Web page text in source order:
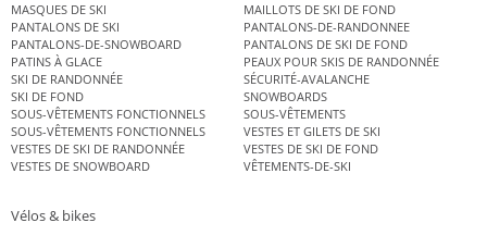
MASQUES DE SKI
MAILLOTS DE SKI DE FOND
PANTALONS DE SKI
PANTALONS-DE-RANDONNEE
PANTALONS-DE-SNOWBOARD
PANTALONS DE SKI DE FOND
PATINS À GLACE
PEAUX POUR SKIS DE RANDONNÉE
SKI DE RANDONNÉE
SÉCURITÉ-AVALANCHE
SKI DE FOND
SNOWBOARDS
SOUS-VÊTEMENTS FONCTIONNELS
SOUS-VÊTEMENTS
SOUS-VÊTEMENTS FONCTIONNELS
VESTES ET GILETS DE SKI
VESTES DE SKI DE RANDONNÉE
VESTES DE SKI DE FOND
VESTES DE SNOWBOARD
VÊTEMENTS-DE-SKI
Vélos & bikes